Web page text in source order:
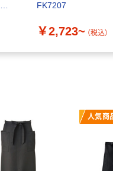
FK7207
￥2,723~ （税込）
人気商